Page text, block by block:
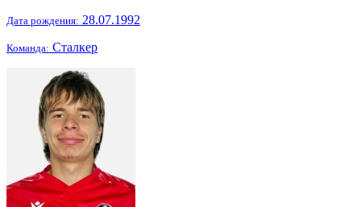
Дата рождения: 28.07.1992
Команда: Сталкер